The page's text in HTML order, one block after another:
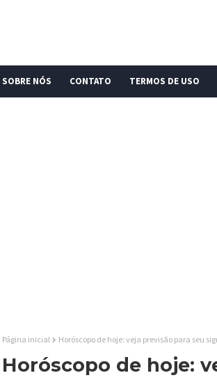
SOBRE NÓS CONTATO TERMOS DE USO
Página inicial Horóscopo de hoje: veja previsão para seu
Horóscopo de hoje: